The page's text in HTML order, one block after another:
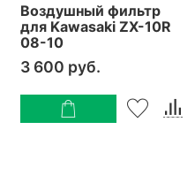
Воздушный фильтр
для Kawasaki ZX-10R
08-10
3 600 руб.